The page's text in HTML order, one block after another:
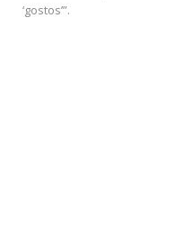
‘gostos’”.